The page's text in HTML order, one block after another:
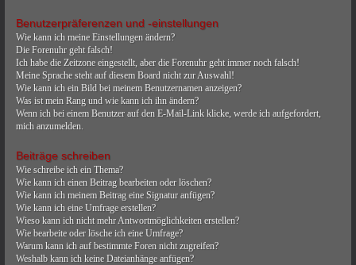
Benutzerpräferenzen und -einstellungen
Wie kann ich meine Einstellungen ändern?
Die Forenuhr geht falsch!
Ich habe die Zeitzone eingestellt, aber die Forenuhr geht immer noch falsch!
Meine Sprache steht auf diesem Board nicht zur Auswahl!
Wie kann ich ein Bild bei meinem Benutzernamen anzeigen?
Was ist mein Rang und wie kann ich ihn ändern?
Wenn ich bei einem Benutzer auf den E-Mail-Link klicke, werde ich aufgefordert,
mich anzumelden.
Beiträge schreiben
Wie schreibe ich ein Thema?
Wie kann ich einen Beitrag bearbeiten oder löschen?
Wie kann ich meinem Beitrag eine Signatur anfügen?
Wie kann ich eine Umfrage erstellen?
Wieso kann ich nicht mehr Antwortmöglichkeiten erstellen?
Wie bearbeite oder lösche ich eine Umfrage?
Warum kann ich auf bestimmte Foren nicht zugreifen?
Weshalb kann ich keine Dateianhänge anfügen?